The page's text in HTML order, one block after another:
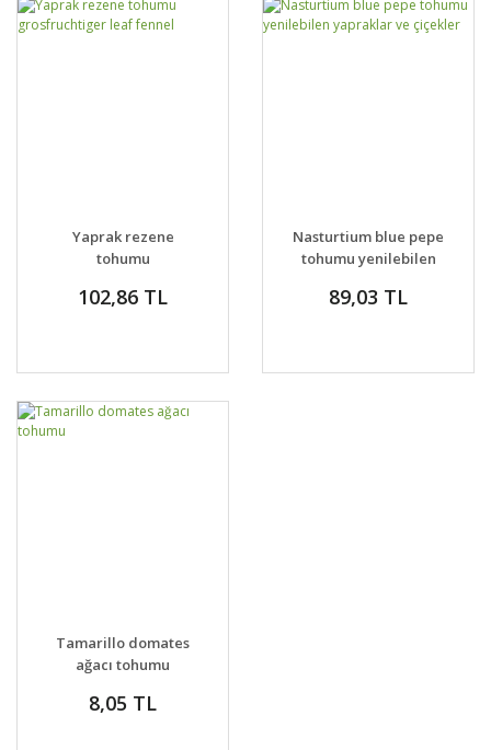
Yaprak rezene
tohumu
fennel
102,86 TL
Nasturtium blue pepe
tohumu yenilebilen
89,03 TL
Tamarillo domates
ağacı tohumu
8,05 TL